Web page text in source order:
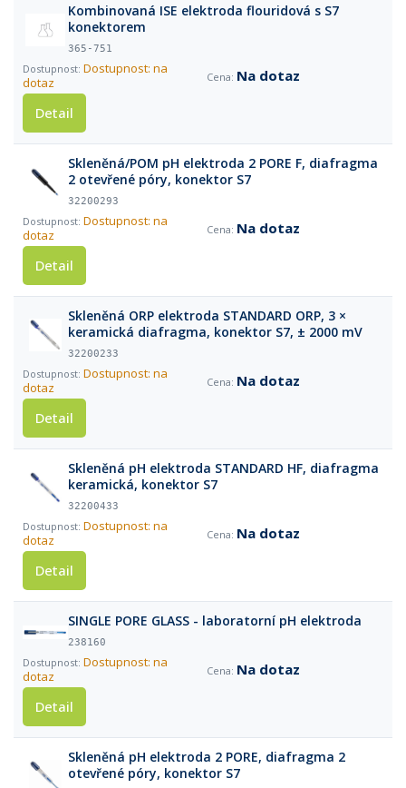
Kombinovaná ISE elektroda flouridová s S7
konektorem
365-751
Dostupnost: na
dotaz
Na dotaz
Detail
Skleněná/POM pH elektroda 2 PORE F, diafragma
2 otevřené póry, konektor S7
32200293
Dostupnost: na
dotaz
Na dotaz
Detail
Skleněná ORP elektroda STANDARD ORP, 3 ×
keramická diafragma, konektor S7, ± 2000 mV
32200233
Dostupnost: na
dotaz
Na dotaz
Detail
Skleněná pH elektroda STANDARD HF, diafragma
keramická, konektor S7
32200433
Dostupnost: na
dotaz
Na dotaz
Detail
SINGLE PORE GLASS - laboratorní pH elektroda
238160
Dostupnost: na
dotaz
Na dotaz
Detail
Skleněná pH elektroda 2 PORE, diafragma 2
otevřené póry, konektor S7